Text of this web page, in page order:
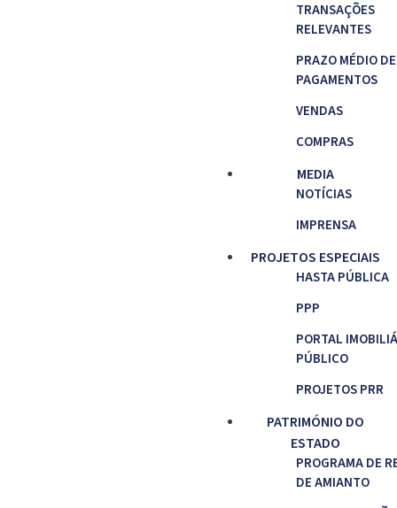
TRANSAÇÕES
RELEVANTES
PRAZO MÉDIO DE
PAGAMENTOS
VENDAS
COMPRAS
MEDIA
NOTÍCIAS
IMPRENSA
PROJETOS ESPECIAIS
HASTA PÚBLICA
PPP
PORTAL
PÚBLICO
PROJETOS PRR
PATRIMÓNIO DO
ESTADO
PROGRAMA DE
DE AMIANTO